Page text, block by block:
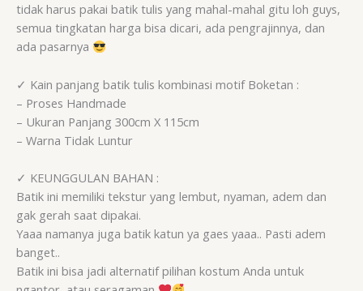
tidak harus pakai batik tulis yang mahal-mahal gitu loh guys,
semua tingkatan harga bisa dicari, ada pengrajinnya, dan
ada pasarnya
✓ Kain panjang batik tulis kombinasi motif Boketan :
– Proses Handmade
– Ukuran Panjang 300cm X 115cm
– Warna Tidak Luntur
✓ KEUNGGULAN BAHAN :
Batik ini memiliki tekstur yang lembut, nyaman, adem dan
gak gerah saat dipakai.
Yaaa namanya juga batik katun ya gaes yaaa.. Pasti adem
banget..
Batik ini bisa jadi alternatif pilihan kostum Anda untuk